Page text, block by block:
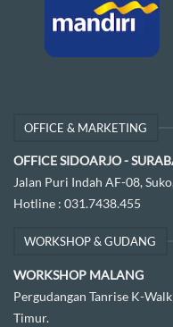
OFFICE & MARKETING
OFFICE SIDOARJO -
Jalan Puri Indah AF-08,
Hotline : 031.7438.455
WORKSHOP & GUDANG
WORKSHOP MALANG
Pergudangan Tanrise K-
Timur.